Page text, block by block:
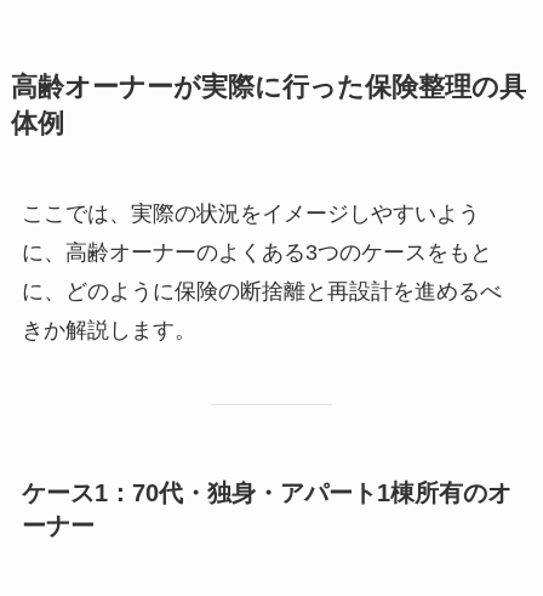
高齢オーナーが実際に行った保険整理の具
体例
ここでは、実際の状況をイメージしやすいよう
に、高齢オーナーのよくある3つのケースをもと
に、どのように保険の断捨離と再設計を進めるべ
きか解説します。
ケース1：70代・独身・アパート1棟所有のオ
ーナー